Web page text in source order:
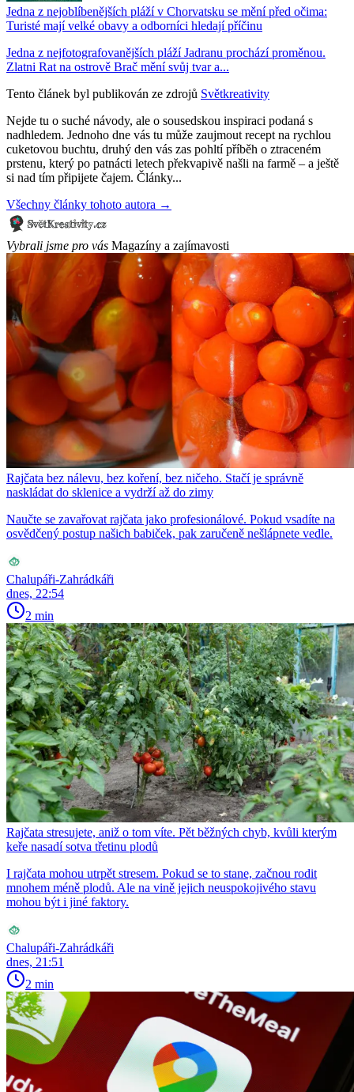
Jedna z nejoblíbenějších pláží v Chorvatsku se mění před očima:
Turisté mají velké obavy a odborníci hledají příčinu
Jedna z nejfotografovanějších pláží Jadranu prochází proměnou.
Zlatni Rat na ostrově Brač mění svůj tvar a...
Tento článek byl publikován ze zdrojů Světkreativity
Nejde tu o suché návody, ale o sousedskou inspiraci podaná s
nadhledem. Jednoho dne vás tu může zaujmout recept na rychlou
cuketovou buchtu, druhý den vás zas pohltí příběh o ztraceném
prstenu, který po patnácti letech překvapivě našli na farmě – a ještě
si nad tím připijete čajem. Články...
Všechny články tohoto autora →
Vybrali jsme pro vás Magazíny a zajímavosti
Rajčata bez nálevu, bez koření, bez ničeho. Stačí je správně
naskládat do sklenice a vydrží až do zimy
Naučte se zavařovat rajčata jako profesionálové. Pokud vsadíte na
osvědčený postup našich babiček, pak zaručeně nešlápnete vedle.
Chalupáři-Zahrádkáři
dnes, 22:54
2 min
Rajčata stresujete, aniž o tom víte. Pět běžných chyb, kvůli kterým
keře nasadí sotva třetinu plodů
I rajčata mohou utrpět stresem. Pokud se to stane, začnou rodit
mnohem méně plodů. Ale na vině jejich neuspokojivého stavu
mohou být i jiné faktory.
Chalupáři-Zahrádkáři
dnes, 21:51
2 min